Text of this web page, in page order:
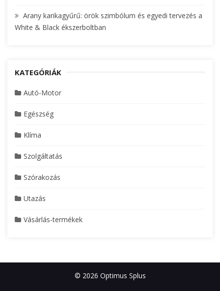
Arany karikagyűrű: örök szimbólum és egyedi tervezés a
White & Black ékszerboltban
KATEGÓRIÁK
Autó-Motor
Egészség
Klíma
Szolgáltatás
Szórakozás
Utazás
Vásárlás-termékek
© 2026 Optimus Splus